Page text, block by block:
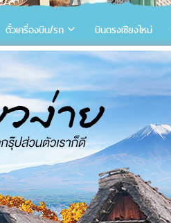
ตั๋วเครื่องบิน/รถ บินตรงเชียงใหม่